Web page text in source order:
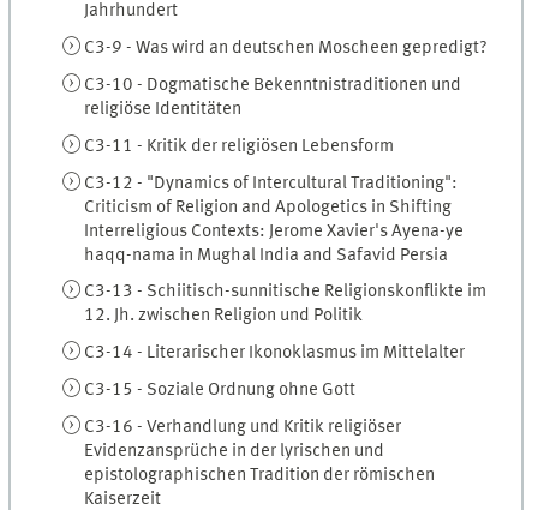
Jahrhundert
C3-9 - Was wird an deutschen Moscheen gepredigt?
C3-10 - Dogmatische Bekenntnistraditionen und
religiöse Identitäten
C3-11 - Kritik der religiösen Lebensform
C3-12 - "Dynamics of Intercultural Traditioning":
Criticism of Religion and Apologetics in Shifting
Interreligious Contexts: Jerome Xavier's Ayena-ye
haqq-nama in Mughal India and Safavid Persia
C3-13 - Schiitisch-sunnitische Religionskonflikte im
12. Jh. zwischen Religion und Politik
C3-14 - Literarischer Ikonoklasmus im Mittelalter
C3-15 - Soziale Ordnung ohne Gott
C3-16 - Verhandlung und Kritik religiöser
Evidenzansprüche in der lyrischen und
epistolographischen Tradition der römischen
Kaiserzeit